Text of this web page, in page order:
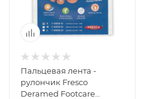
Пальцевая лента -
рулончик Fresco
Deramed Footcare